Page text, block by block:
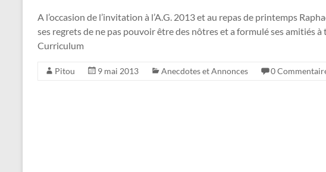
A l’occasion de l’invitation à l’A.G. 2013 et au repas de printemps
ses regrets de ne pas pouvoir être des nôtres et a formulé ses amitiés à
Curriculum
Pitou 9 mai 2013 Anecdotes et Annonces 0